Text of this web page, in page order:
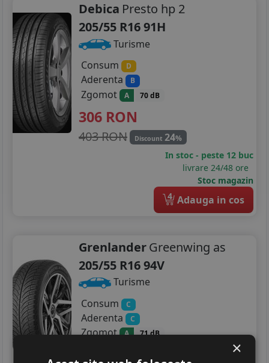
Debica Presto hp 2
205/55 R16 91H
Turisme
Consum
D
Aderenta B
Zgomot A 70 dB
306 RON
403 RON Discount 24%
In stoc - peste 12 buc
livrare 24/48 ore
Stoc magazin
4 Adauga in cos
GrenlanderGreenwing as
205/55 R16 94V
Turisme
Consum
C
Aderenta C
Zgomot A 71 dB
245 RON ×